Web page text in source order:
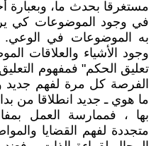
مستغرقا بحدث ما،
في وجود الموضوعات كي
به الموضوعات في الوعي.
وجود الأشياء والعلاقات
تعليق الحكم" فمفهوم
الفرصة كل مرة لفهم
ما هوي ـ جديد انطلاقا من
بها ، فممارسة العمل
متجددة لفهم القضايا